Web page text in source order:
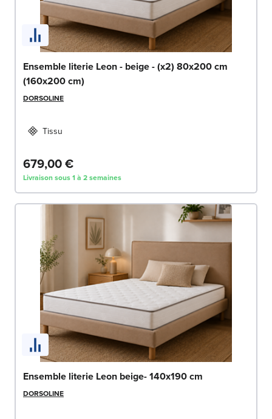
Ensemble literie Leon - beige - (x2) 80x200 cm
(160x200 cm)
DORSOLINE
Tissu
679,00 €
Livraison sous 1 à 2 semaines
Ensemble literie Leon beige- 140x190 cm
DORSOLINE